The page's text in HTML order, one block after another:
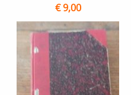
€ 9,00